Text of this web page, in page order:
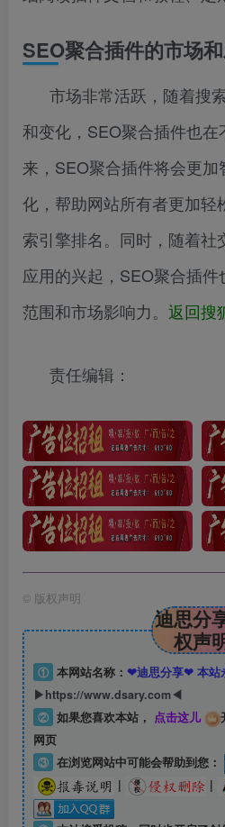
SEO聚合插件的市场
市场非常活跃，随着搜
和变化，SEO聚合插件也
来，SEO聚合插件将会更
化，帮助网站所有者更加轻
索引擎排名。同时，随着社
应用的兴起，SEO聚合插
范围和市场影响力。 返回搜
责任编辑：
© 版权声明
迪思分
权声
① 本网站名称： ❤迪思分享❤ 本站
▶https://www.dsary.com◀
② 如果您喜欢本站， 点击这儿
网页
③ 在浏览网站中可能会帮助到您：
|
|